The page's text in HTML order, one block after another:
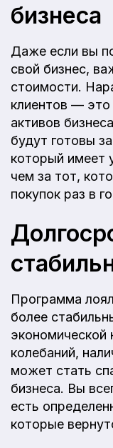
бизнеса
Даже если вы
свой бизнес,
стоимости.
клиентов —
активов
будут готовы
который имеет
чем за тот,
покупок раз в
Программа
более
экономической
колебаний,
может стать
бизнеса. Вы
есть
которые